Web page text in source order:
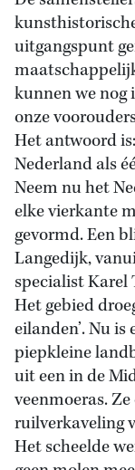
uitgangspunt
kunnen we nog
onze
Het antwoord
Nederland als
Neem nu het
elke vierkante
gevormd. Een
Langedijk,
specialist Karel
Het gebied
eilanden’. Nu
piepkleine
uit een in de
veenmoeras.
ruilverkaveling
Het scheelde